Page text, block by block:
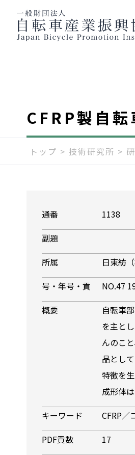
CFRP製自
トップ > 技術研究所 >
通番 1138
副題
所属
日東紡
号・年号・貢
NO.47
概要
自転車
を主と
んのこ
品とし
特徴を
成形体
キーワード CFRP／
PDF貢数
17